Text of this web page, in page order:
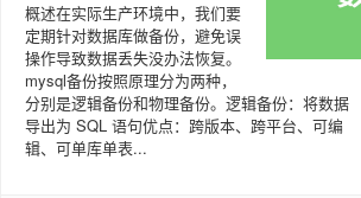
概述在实际生产环境中，我们要
定期针对数据库做备份，避免误
操作导致数据丢失没办法恢复。
mysql备份按照原理分为两种，
分别是逻辑备份和物理备份。逻辑备份：将数据
导出为 SQL 语句优点：跨版本、跨平台、可编
辑、可单库单表...